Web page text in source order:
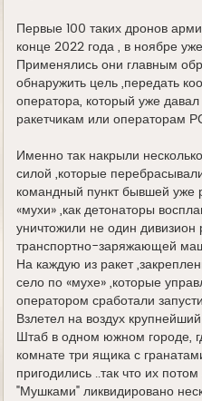
Первые 100 таких дронов
конце 2022 года , в ноябре
Применялись они главным
обнаружить цель ,передать
оператора, который уже
ракетчикам или операторам
Именно так накрыли
силой ,которые
командный пункт бывшей уже
«мухи» ,как детонаторы
уничтожили не один дивизион
транспортно-заряжающей
На каждую из ракет
село по «мухе» ,которые
оператором сработали
Взлетел на воздух
Штаб в одном южном городе,
комнате три ящика с
пригодились ..так что их
"Мушками" ликвидировано